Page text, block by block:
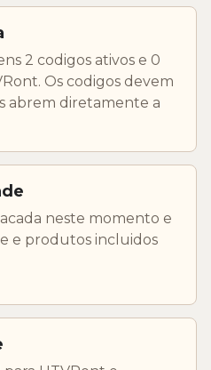
2 codigos ativos e 0
Os codigos devem
abrem diretamente a
neste momento e
e produtos incluidos